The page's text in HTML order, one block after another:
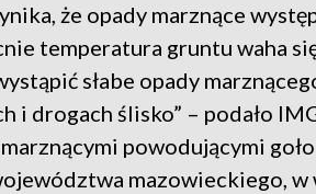
że opady marznące
temperatura gruntu waha
słabe opady
i drogach ślisko” – podało
powodującymi
mazowieckiego,